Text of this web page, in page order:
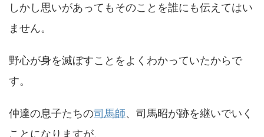
しかし思いがあってもそのことを誰にも伝えてはい
ません。
野心が身を滅ぼすことをよくわかっていたからで
す。
仲達の息子たちの司馬師、司馬昭が跡を継いでいく
ことになりますが、